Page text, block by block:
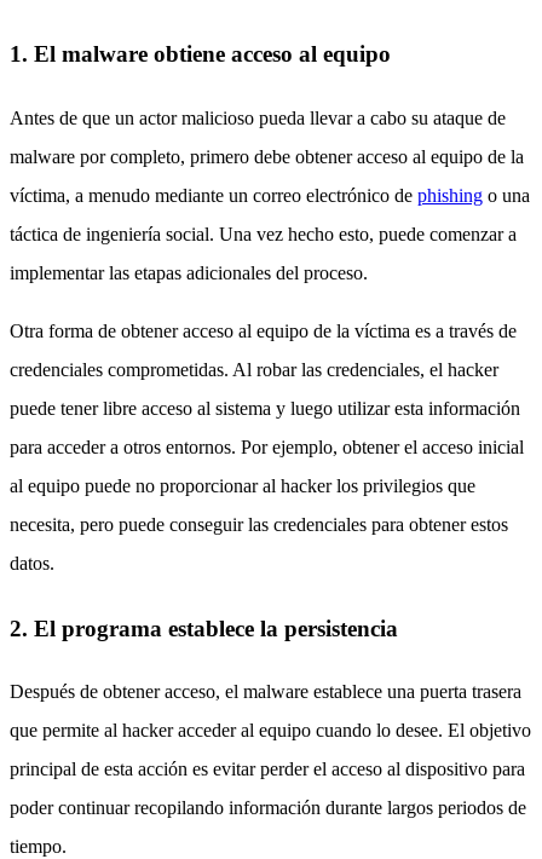
1. El malware obtiene acceso al equipo
Antes de que un actor malicioso pueda llevar a cabo su ataque de
malware por completo, primero debe obtener acceso al equipo de la
víctima, a menudo mediante un correo electrónico de phishing o una
táctica de ingeniería social. Una vez hecho esto, puede comenzar a
implementar las etapas adicionales del proceso.
Otra forma de obtener acceso al equipo de la víctima es a través de
credenciales comprometidas. Al robar las credenciales, el hacker
puede tener libre acceso al sistema y luego utilizar esta información
para acceder a otros entornos. Por ejemplo, obtener el acceso inicial
al equipo puede no proporcionar al hacker los privilegios que
necesita, pero puede conseguir las credenciales para obtener estos
datos.
2. El programa establece la persistencia
Después de obtener acceso, el malware establece una puerta trasera
que permite al hacker acceder al equipo cuando lo desee. El objetivo
principal de esta acción es evitar perder el acceso al dispositivo para
poder continuar recopilando información durante largos periodos de
tiempo.